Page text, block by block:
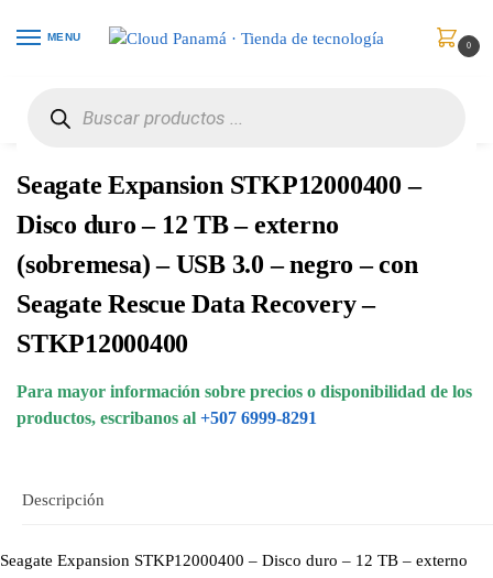
MENU
0
Seagate Expansion STKP12000400 –
Disco duro – 12 TB – externo
(sobremesa) – USB 3.0 – negro – con
Seagate Rescue Data Recovery –
STKP12000400
Para mayor información sobre precios o disponibilidad de los
productos, escribanos al +507 6999-8291
Descripción
Seagate Expansion STKP12000400 – Disco duro – 12 TB – externo